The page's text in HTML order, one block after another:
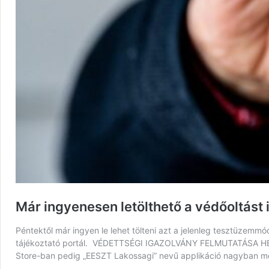
Már ingyenesen letölthető a
Péntektől már ingyen le lehet tölteni azt a jelenleg
tájékoztató portál. VÉDETTSÉGI IGAZOLVÁNY FELMUTATÁSA
Store-ban pedig „EESZT Lakossagi” nevű applikáció nagyban